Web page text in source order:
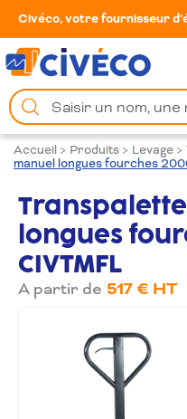
Civéco, votre fournisseur
Chercher
un
produit
Accueil > Produits > Levage >
manuel longues fourches
longues
CIVTMFL
A partir de 517 € HT